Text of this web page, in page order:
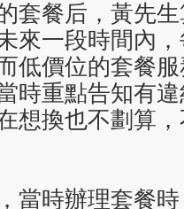
套餐后，黃先
來一段時間內
低價位的套餐
時重點告知有
想換也不劃算
當時辦理套餐